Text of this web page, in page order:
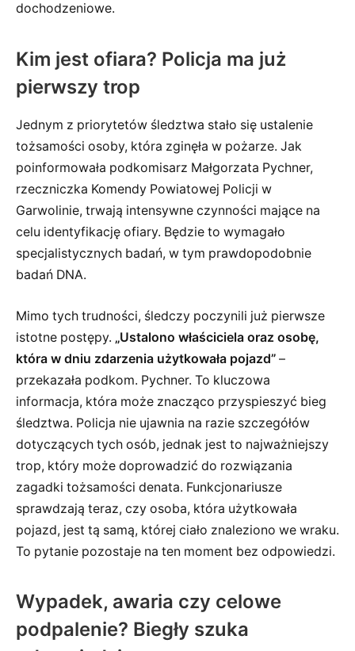
dochodzeniowe.
Kim jest ofiara? Policja ma już
pierwszy trop
Jednym z priorytetów śledztwa stało się ustalenie
tożsamości osoby, która zginęła w pożarze. Jak
poinformowała podkomisarz Małgorzata Pychner,
rzeczniczka Komendy Powiatowej Policji w
Garwolinie, trwają intensywne czynności mające na
celu identyfikację ofiary. Będzie to wymagało
specjalistycznych badań, w tym prawdopodobnie
badań DNA.
Mimo tych trudności, śledczy poczynili już pierwsze
istotne postępy. „Ustalono właściciela oraz osobę,
która w dniu zdarzenia użytkowała pojazd” –
przekazała podkom. Pychner. To kluczowa
informacja, która może znacząco przyspieszyć bieg
śledztwa. Policja nie ujawnia na razie szczegółów
dotyczących tych osób, jednak jest to najważniejszy
trop, który może doprowadzić do rozwiązania
zagadki tożsamości denata. Funkcjonariusze
sprawdzają teraz, czy osoba, która użytkowała
pojazd, jest tą samą, której ciało znaleziono we wraku.
To pytanie pozostaje na ten moment bez odpowiedzi.
Wypadek, awaria czy celowe
podpalenie? Biegły szuka